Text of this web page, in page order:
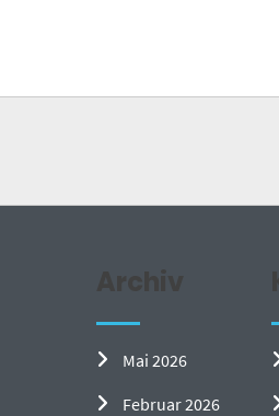
Archiv
Mai 2026
Februar 2026